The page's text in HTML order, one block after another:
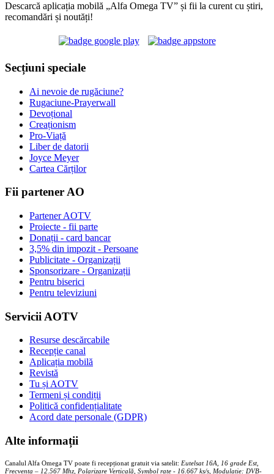
Descarcă aplicația mobilă „Alfa Omega TV” și fii la curent cu știri,
recomandări și noutăți!
Secțiuni speciale
Ai nevoie de rugăciune?
Rugaciune-Prayerwall
Devoțional
Creaționism
Pro-Viață
Liber de datorii
Joyce Meyer
Cartea Cărților
Fii partener AO
Partener AOTV
Proiecte - fii parte
Donații - card bancar
3,5% din impozit - Persoane
Publicitate - Organizații
Sponsorizare - Organizații
Pentru biserici
Pentru televiziuni
Servicii AOTV
Resurse descărcabile
Recepție canal
Aplicația mobilă
Revistă
Tu și AOTV
Termeni și condiții
Politică confidențialitate
Acord date personale (GDPR)
Alte informații
Canalul Alfa Omega TV poate fi recepționat gratuit via satelit: Eutelsat 16A, 16 grade Est,
Frecventa – 12.567 Mhz, Polarizare Verticală, Symbol rate - 16.667 ks/s, Modulație: DVB-